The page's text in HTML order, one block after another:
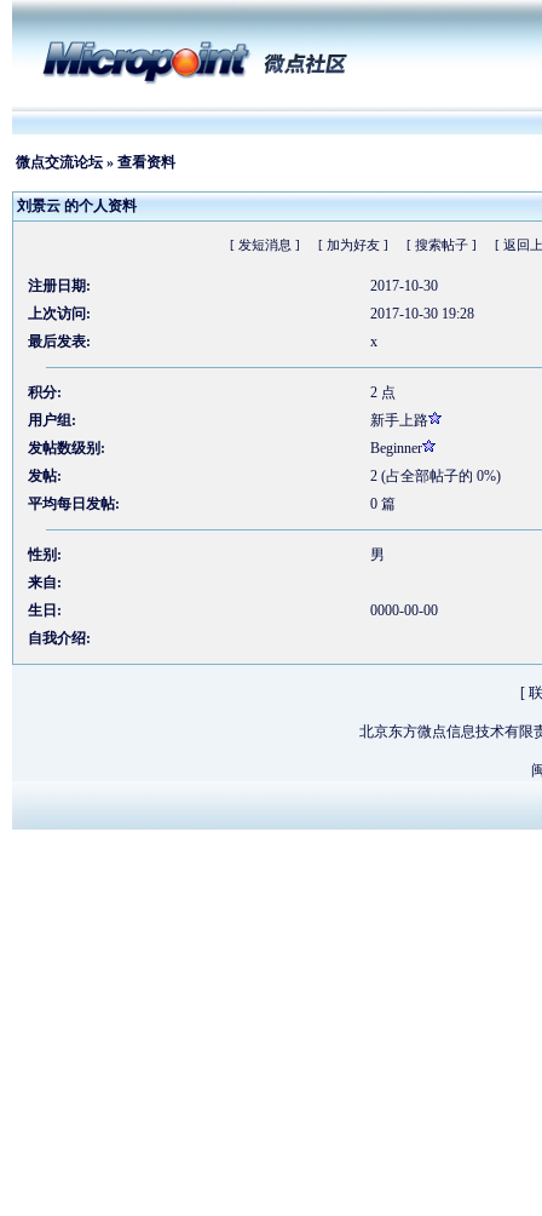
微点交流论坛 » 查看资料
刘景云 的个人资料
[ 发短消息 ] [ 加为好友 ] [ 搜索帖子 ] [ 返回
注册日期:
2017-10-30
上次访问:
2017-10-30 19:28
最后发表:
x
积分:
2 点
用户组:
新手上路
发帖数级别:
Beginner
发帖:
2 (占全部帖子的 0%)
平均每日发帖:
0 篇
性别:
男
来自:
生日:
0000-00-00
自我介绍:
[
北京东方微点信息技术有限